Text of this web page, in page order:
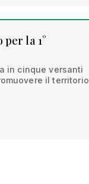
per la 1°
in cinque versanti
il territorio